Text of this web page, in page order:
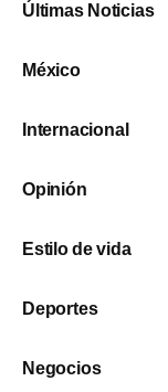
Últimas Noticias
México
Internacional
Opinión
Estilo de vida
Deportes
Negocios